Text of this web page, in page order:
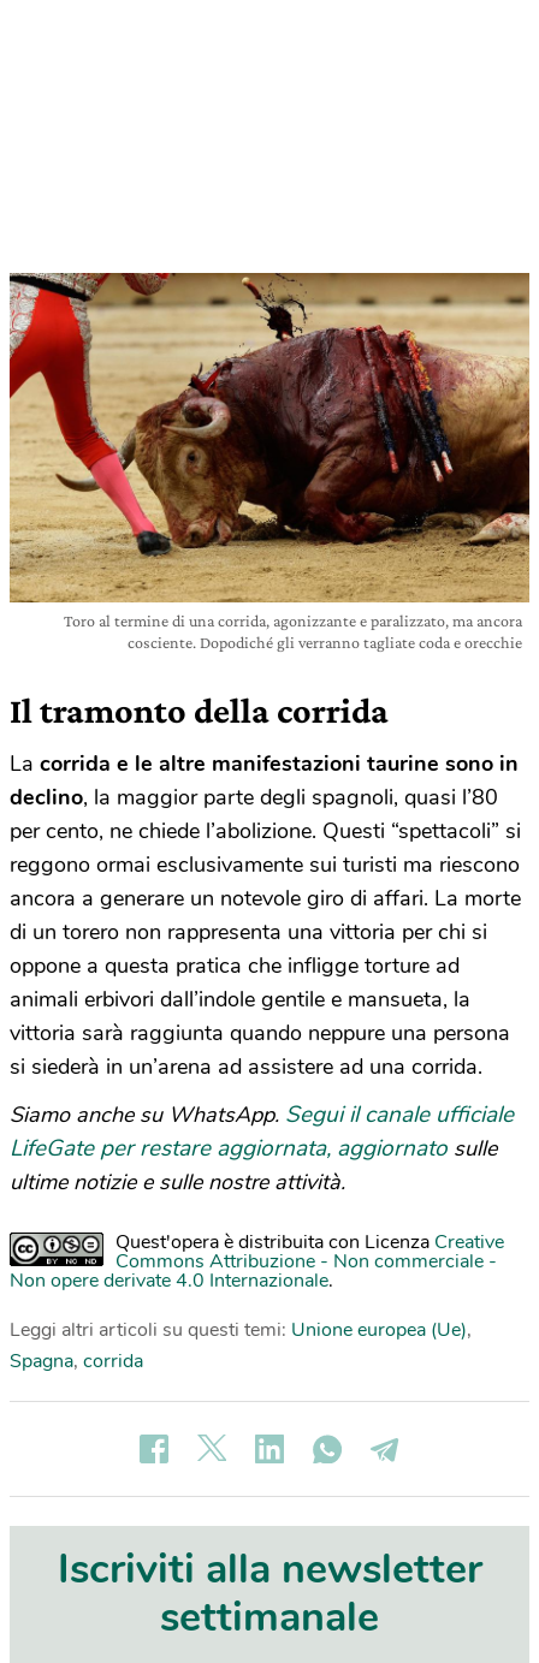
Toro al termine di una corrida, agonizzante e paralizzato, ma ancora
cosciente. Dopodiché gli verranno tagliate coda e orecchie
Il tramonto della corrida
La corrida e le altre manifestazioni taurine sono in
declino, la maggior parte degli spagnoli, quasi l’80
per cento, ne chiede l’abolizione. Questi “spettacoli” si
reggono ormai esclusivamente sui turisti ma riescono
ancora a generare un notevole giro di affari. La morte
di un torero non rappresenta una vittoria per chi si
oppone a questa pratica che infligge torture ad
animali erbivori dall’indole gentile e mansueta, la
vittoria sarà raggiunta quando neppure una persona
si siederà in un’arena ad assistere ad una corrida.
Siamo anche su WhatsApp. Segui il canale ufficiale
LifeGate per restare aggiornata, aggiornato sulle
ultime notizie e sulle nostre attività.
Quest'opera è distribuita con Licenza Creative
Commons Attribuzione - Non commerciale -
Non opere derivate 4.0 Internazionale.
Leggi altri articoli su questi temi: Unione europea (Ue),
Spagna, corrida
Iscriviti alla newsletter
settimanale